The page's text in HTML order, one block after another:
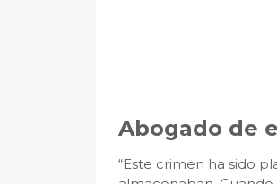
Abogado de
“Este crimen ha sido